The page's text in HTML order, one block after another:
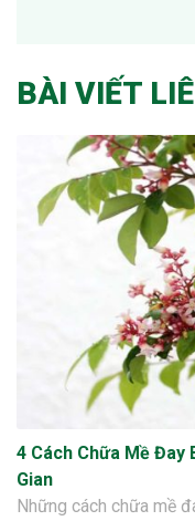
BÀI VIẾT
4 Cách Chữa Mề Đay
Gian
Những cách chữa mề